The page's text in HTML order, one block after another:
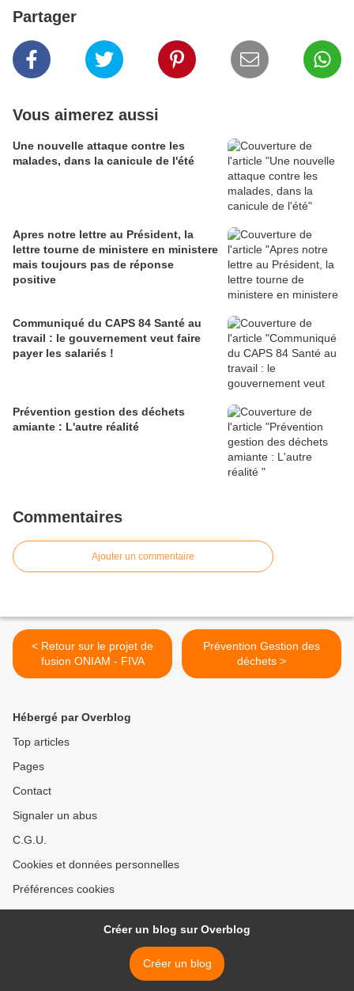
Partager
Vous aimerez aussi
Une nouvelle attaque contre les
malades, dans la canicule de l'été
Apres notre lettre au Président, la
lettre tourne de ministere en ministere
mais toujours pas de réponse
positive
Communiqué du CAPS 84 Santé au
travail : le gouvernement veut faire
payer les salariés !
Prévention gestion des déchets
amiante : L'autre réalité
Commentaires
Ajouter un commentaire
< Retour sur le projet de
fusion ONIAM - FIVA
Prévention Gestion des
déchets >
Hébergé par Overblog
Top articles
Pages
Contact
Signaler un abus
C.G.U.
Cookies et données personnelles
Préférences cookies
Créer un blog sur Overblog
Créer un blog